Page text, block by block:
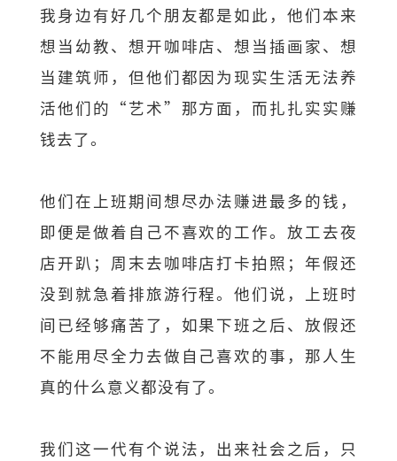
我身边有好几个朋友都是如此，他们本来
想当幼教、想开咖啡店、想当插画家、想
当建筑师，但他们都因为现实生活无法养
活他们的“艺术”那方面，而扎扎实实赚
钱去了。
他们在上班期间想尽办法赚进最多的钱，
即便是做着自己不喜欢的工作。放工去夜
店开趴；周末去咖啡店打卡拍照；年假还
没到就急着排旅游行程。他们说，上班时
间已经够痛苦了，如果下班之后、放假还
不能用尽全力去做自己喜欢的事，那人生
真的什么意义都没有了。
我们这一代有个说法，出来社会之后，只